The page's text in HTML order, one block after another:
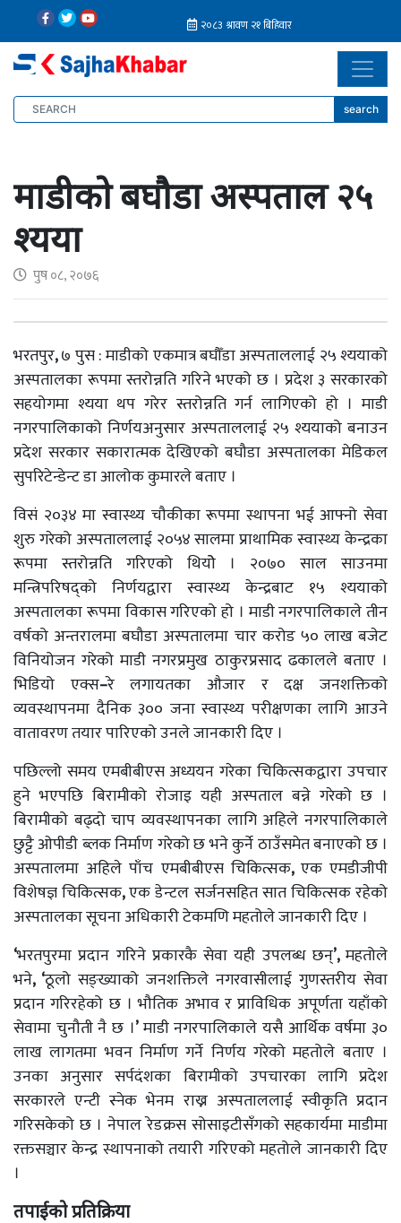
search
माडीको बघौडा अस्पताल २५
श्यया
पुष ०८, २०७६
भरतपुर,७ पुस : माडीको एकमात्र बघौँडा अस्पताललाई २५ श्ययाको
अस्पतालका रूपमा स्तरोन्नति गरिने भएको छ । प्रदेश ३ सरकारको
सहयोगमा श्यया थप गरेर स्तरोन्नति गर्न लागिएको हो । माडी
नगरपालिकाको निर्णयअनुसार अस्पताललाई २५ श्ययाको बनाउन
प्रदेश सरकार सकारात्मक देखिएको बघौडा अस्पतालका मेडिकल
सुपरिटेन्डेन्ट डा आलोक कुमारले बताए ।
विसं २०३४ मा स्वास्थ्य चौकीका रूपमा स्थापना भई आफ्नो सेवा
शुरु गरेको अस्पताललाई २०५४ सालमा प्राथामिक स्वास्थ्य केन्द्रका
रूपमा स्तरोन्नति गरिएको थियोे । २०७० साल साउनमा
मन्त्रिपरिषद्को निर्णयद्वारा स्वास्थ्य केन्द्रबाट १५ श्ययाको
अस्पतालका रूपमा विकास गरिएको हो । माडी नगरपालिकाले तीन
वर्षको अन्तरालमा बघौडा अस्पतालमा चार करोड ५० लाख बजेट
विनियोजन गरेको माडी नगरप्रमुख ठाकुरप्रसाद ढकालले बताए ।
भिडियो एक्स–रे लगायतका औजार र दक्ष जनशक्तिको
व्यवस्थापनमा दैनिक ३०० जना स्वास्थ्य परीक्षणका लागि आउने
वातावरण तयार पारिएको उनले जानकारी दिए ।
पछिल्लो समय एमबीबीएस अध्ययन गरेका चिकित्सकद्वारा उपचार
हुने भएपछि बिरामीको रोजाइ यही अस्पताल बन्ने गरेको छ ।
बिरामीको बढ्दो चाप व्यवस्थापनका लागि अहिले नगरपालिकाले
छुट्टै ओपीडी ब्लक निर्माण गरेको छ भने कुर्ने ठाउँसमेत बनाएको छ ।
अस्पतालमा अहिले पाँच एमबीबीएस चिकित्सक, एक एमडीजीपी
विशेषज्ञ चिकित्सक,एक डेन्टल सर्जनसहित सात चिकित्सक रहेको
अस्पतालका सूचना अधिकारी टेकमणि महतोले जानकारी दिए ।
‘भरतपुरमा प्रदान गरिने प्रकारकै सेवा यही उपलब्ध छन्’, महतोले
भने, ‘ठूलो सङ्ख्याको जनशक्तिले नगरवासीलाई गुणस्तरीय सेवा
प्रदान गरिरहेको छ । भौतिक अभाव र प्राविधिक अपूर्णता यहाँको
सेवामा चुनौती नै छ ।’माडी नगरपालिकाले यसै आर्थिक वर्षमा ३०
लाख लागतमा भवन निर्माण गर्ने निर्णय गरेको महतोले बताए ।
उनका अनुसार सर्पदंशका बिरामीको उपचारका लागि प्रदेश
सरकारले एन्टी स्नेक भेनम राख्न अस्पताललाई स्वीकृति प्रदान
गरिसकेको छ । नेपाल रेडक्रस सोसाइटीसँगको सहकार्यमा माडीमा
रक्तसञ्चार केन्द्र स्थापनाको तयारी गरिएको महतोले जानकारी दिए
।
तपाईको प्रतिक्रिया